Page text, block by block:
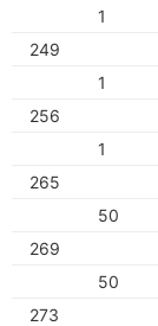
1
249
1
256
1
265
50
269
50
273